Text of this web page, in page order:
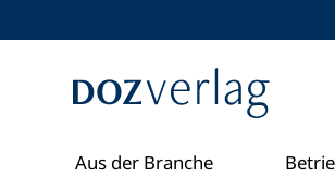
Aus der Branche